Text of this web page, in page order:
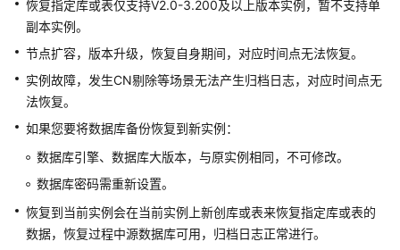
计
费
说
快
速
入
门
用
户
恢复指定库或表仅支持V2.0-3.200及以上版本实例，暂不支持单
副本实例。
节点扩容，版本升级，恢复自身期间，对应时间点无法恢复。
实例故障，发生CN剔除等场景无法产生归档日志，对应时间点无
法恢复。
如果您要将数据库备份恢复到新实例：
数据库引擎、数据库大版本，与原实例相同，不可修改。
数据库密码需重新设置。
恢复到当前实例会在当前实例上新创库或表来恢复指定库或表的
数据，恢复过程中源数据库可用，归档日志正常进行。